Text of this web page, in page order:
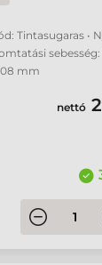
Tintasugaras •
mm
nettó